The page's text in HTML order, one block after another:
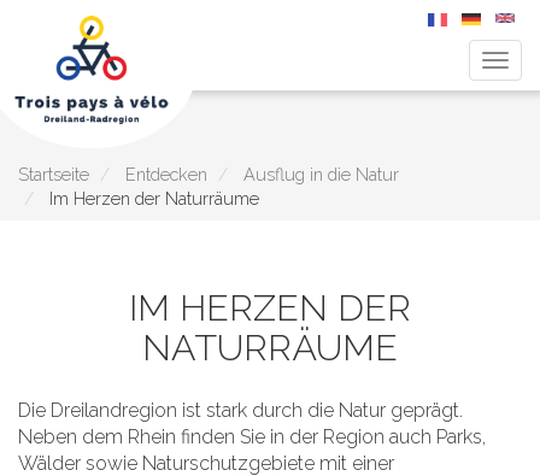
Direkt
Startseite Entdecken
Ausflug in die Natur
Im Herzen der Naturräume
IM HERZEN DER
NATURRÄUME
Die Dreilandregion ist stark durch die Natur geprägt.
Neben dem Rhein finden Sie in der Region auch Parks,
Wälder sowie Naturschutzgebiete mit einer